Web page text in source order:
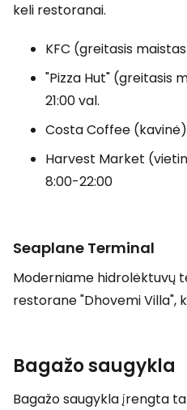
keli restoranai.
KFC (greitasis
"Pizza Hut" (greitasis
21:00 val.
Costa Coffee
Harvest Market
8:00-22:00
Seaplane Terminal
Moderniame hidrolėktuvų
restorane "Dhovemi Villa",
Bagažo saugykla
Bagažo saugykla įrengta